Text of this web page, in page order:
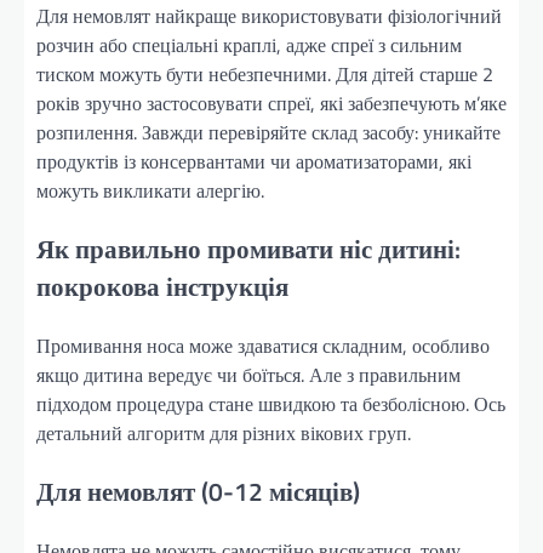
Для немовлят найкраще використовувати фізіологічний
розчин або спеціальні краплі, адже спреї з сильним
тиском можуть бути небезпечними. Для дітей старше 2
років зручно застосовувати спреї, які забезпечують м’яке
розпилення. Завжди перевіряйте склад засобу: уникайте
продуктів із консервантами чи ароматизаторами, які
можуть викликати алергію.
Як правильно промивати ніс дитині:
покрокова інструкція
Промивання носа може здаватися складним, особливо
якщо дитина вередує чи боїться. Але з правильним
підходом процедура стане швидкою та безболісною. Ось
детальний алгоритм для різних вікових груп.
Для немовлят (0-12 місяців)